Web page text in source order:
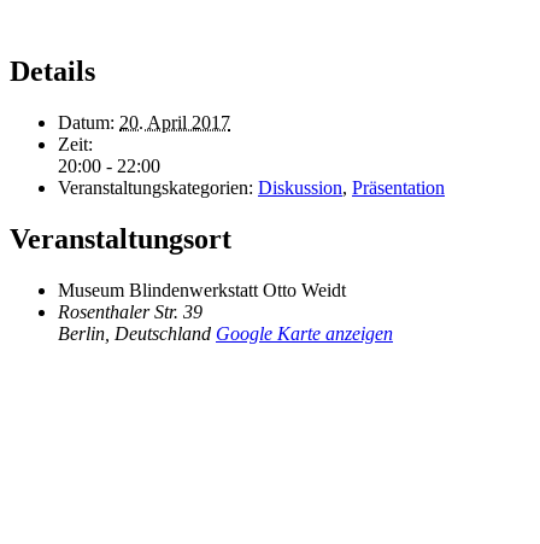
Details
Datum: 20. April 2017
Zeit:
20:00 - 22:00
Veranstaltungskategorien: Diskussion, Präsentation
Veranstaltungsort
Museum Blindenwerkstatt Otto Weidt
Rosenthaler Str. 39
Berlin Deutschland Google Karte anzeigen